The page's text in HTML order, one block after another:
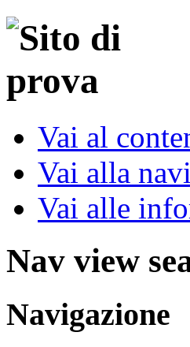
Vai al
Vai alla
Vai alle
Nav view
Navigazione